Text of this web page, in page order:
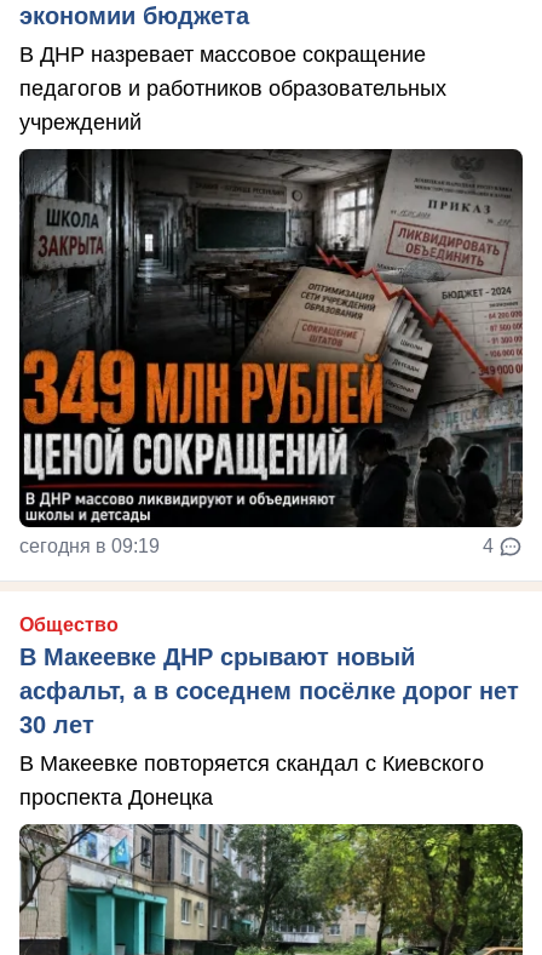
экономии бюджета
В ДНР назревает массовое сокращение
педагогов и работников образовательных
учреждений
сегодня в 09:19 4
Общество
В Макеевке ДНР срывают новый
асфальт, а в соседнем посёлке дорог нет
30 лет
В Макеевке повторяется скандал с Киевского
проспекта Донецка